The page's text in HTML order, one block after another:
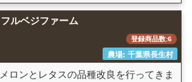
ルベジファーム
登録商品数:6
農場: 千葉県長生村
ロンとレタスの品種改良を行ってきま